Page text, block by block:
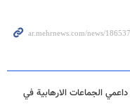
الجماعات الارهابية في